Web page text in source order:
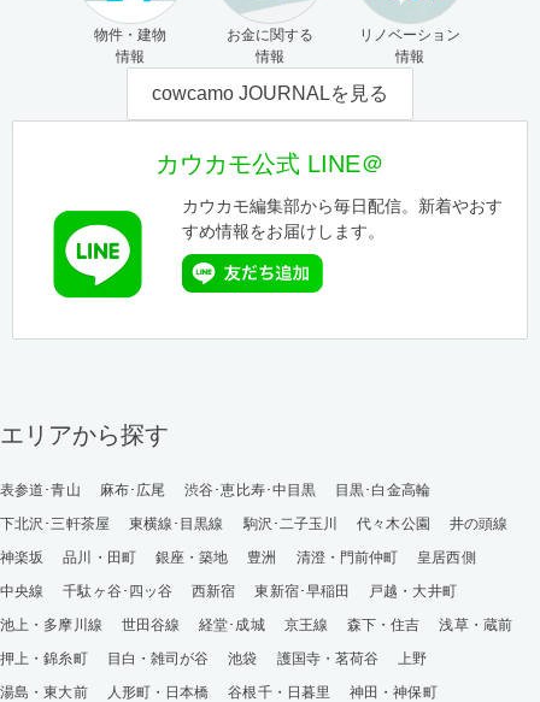
物件・建物
情報
お金に関する
情報
リノベーション
情報
cowcamo JOURNALを見る
カウカモ公式 LINE＠
カウカモ編集部から毎日配信。新着やおす
すめ情報をお届けします。
エリアから探す
表参道･青山 麻布･広尾 渋谷･恵比寿･中目黒
目黒･白金高輪
下北沢･三軒茶屋
東横線･目黒線 駒沢･二子玉川 代々木公園
井の頭線
神楽坂
品川・田町 銀座・築地 豊洲 清澄・門前仲町
皇居西側
中央線
千駄ヶ谷･四ッ谷 西新宿 東新宿･早稲田
戸越・大井町
池上・多摩川線
世田谷線 経堂･成城 京王線 森下・住吉
浅草・蔵前
押上・錦糸町
目白・雑司が谷 池袋 護国寺・茗荷谷
上野
湯島・東大前
人形町・日本橋 谷根千・日暮里
神田・神保町